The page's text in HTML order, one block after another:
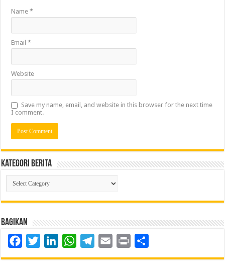
Name*
Email*
Website
Save my name, email, and website in this browser for the next time
I comment.
Kategori Berita
Kategori
Berita
Bagikan
FacebookTwitterLinkedInWhatsAppTelegram
Email Print